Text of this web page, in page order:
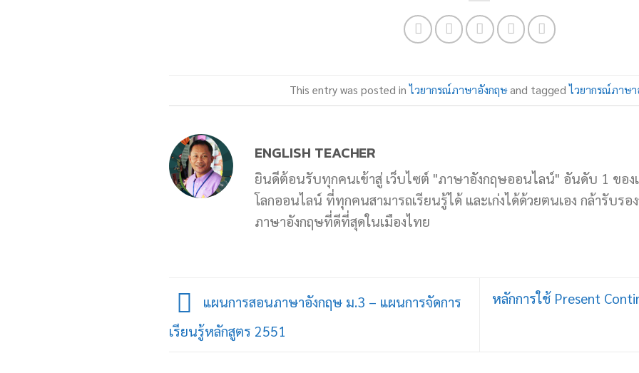
This entry was posted inไวยากรณ์ภาษาอังกฤษand taggedไวยากรณ์ภาษ
ENGLISH TEACHER
ยินดีต้อนรับทุกคนเข้าสู่ เว็บไซต์ "ภาษาอังกฤษออนไลน์" อันดับ 1 ของ
โลกออนไลน์ ที่ทุกคนสามารถเรียนรู้ได้ และเก่งได้ด้วยตนเอง กล้ารับรอ
ภาษาอังกฤษที่ดีที่สุดในเมืองไทย
แผนการสอนภาษาอังกฤษ ม.3 – แผนการจัดการ
เรียนรู้หลักสูตร 2551
หลักการใช้ Present